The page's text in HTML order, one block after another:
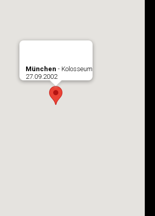
München - Kolosseum
27.09.2002